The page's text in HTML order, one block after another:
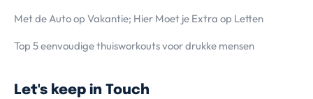
Met de Auto op Vakantie; Hier Moet je Extra op Letten
Top 5 eenvoudige thuisworkouts voor drukke mensen
Let's keep in Touch